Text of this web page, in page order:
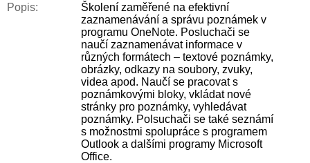
Popis:
Školení zaměřené na efektivní
zaznamenávání a správu poznámek v
programu OneNote. Posluchači se
naučí zaznamenávat informace v
různých formátech – textové poznámky,
obrázky, odkazy na soubory, zvuky,
videa apod. Naučí se pracovat s
poznámkovými bloky, vkládat nové
stránky pro poznámky, vyhledávat
poznámky. Polsuchači se také seznámí
s možnostmi spolupráce s programem
Outlook a dalšími programy Microsoft
Office.